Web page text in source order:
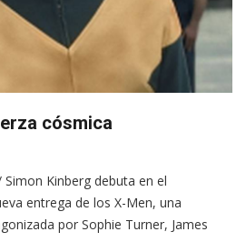
cósmica
/ Simon Kinberg debuta en el
entrega de los X-Men, una
por Sophie Turner, James